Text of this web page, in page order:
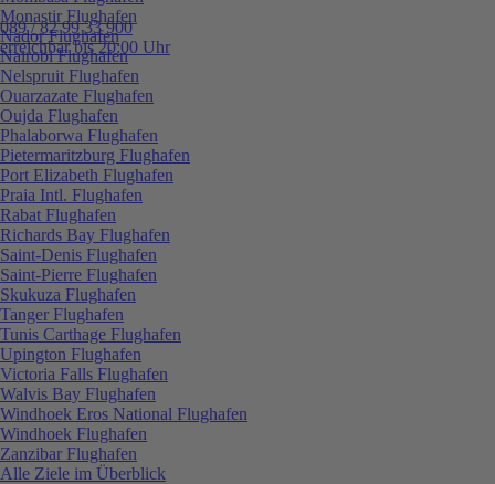
089 / 82 99 33 900
erreichbar bis 20:00 Uhr
Monastir Flughafen
Nador Flughafen
Nairobi Flughafen
Nelspruit Flughafen
Ouarzazate Flughafen
Oujda Flughafen
Phalaborwa Flughafen
Pietermaritzburg Flughafen
Port Elizabeth Flughafen
Praia Intl. Flughafen
Rabat Flughafen
Richards Bay Flughafen
Saint-Denis Flughafen
Saint-Pierre Flughafen
Skukuza Flughafen
Tanger Flughafen
Tunis Carthage Flughafen
Upington Flughafen
Victoria Falls Flughafen
Walvis Bay Flughafen
Windhoek Eros National Flughafen
Windhoek Flughafen
Zanzibar Flughafen
Alle Ziele im Überblick